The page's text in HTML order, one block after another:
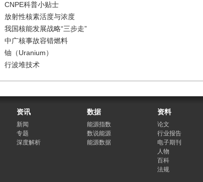
CNPE科普小贴士
放射性核素活度与浓度
我国核能发展战略“三步走”
中广核事故容错燃料
铀（Uranium）
行波堆技术
资讯
新闻
专题
深度解析
数据
能源指数
数说能源
能源数据
资料
论文
行业报告
电子期刊
人物
百科
法规